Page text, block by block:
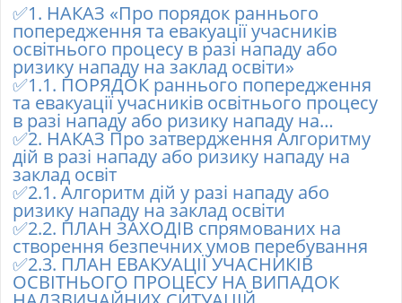
✅1. НАКАЗ «Про порядок раннього
попередження та евакуації учасників
освітнього процесу в разі нападу або
ризику нападу на заклад освіти»
✅1.1. ПОРЯДОК раннього попередження
та евакуації учасників освітнього процесу
в разі нападу або ризику нападу на…
✅2. НАКАЗ Про затвердження Алгоритму
дій в разі нападу або ризику нападу на
заклад освіт
✅2.1. Алгоритм дій у разі нападу або
ризику нападу на заклад освіти
✅2.2. ПЛАН ЗАХОДІВ спрямованих на
створення безпечних умов перебування
✅2.3. ПЛАН ЕВАКУАЦІЇ УЧАСНИКІВ
ОСВІТНЬОГО ПРОЦЕСУ НА ВИПАДОК